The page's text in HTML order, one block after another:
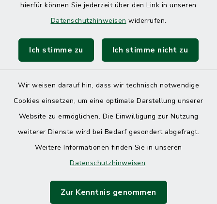
hierfür können Sie jederzeit über den Link in unseren
Datenschutzhinweisen widerrufen.
Ich stimme zu Ich stimme nicht zu
Wir weisen darauf hin, dass wir technisch notwendige
Cookies einsetzen, um eine optimale Darstellung unserer
Website zu ermöglichen. Die Einwilligung zur Nutzung
weiterer Dienste wird bei Bedarf gesondert abgefragt.
Weitere Informationen finden Sie in unseren
Datenschutzhinweisen.
Zur Kenntnis genommen
Kontakt
Datenschutz
Impressum
Cookie-Einstellungen